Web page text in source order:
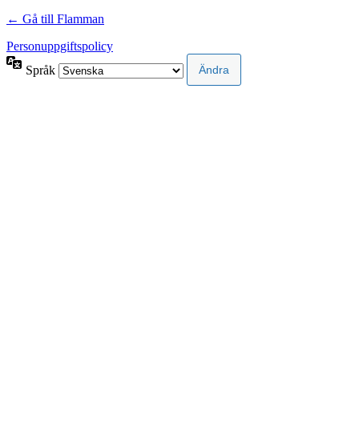
← Gå till Flamman
Personuppgiftspolicy
Språk